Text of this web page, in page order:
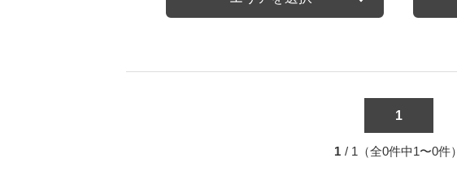
1
1 / 1（全0件中1〜0件）